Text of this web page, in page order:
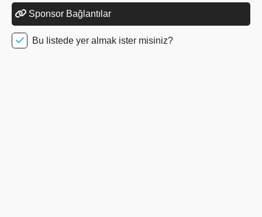
Sponsor Bağlantılar
Bu listede yer almak ister misiniz?